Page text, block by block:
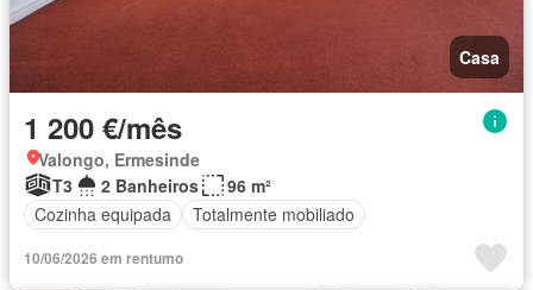
Casa
1 200 €/mês
Valongo, Ermesinde
T3
2 Banheiros
96 m²
Cozinha equipada
Totalmente mobiliado
10/06/2026 em rentumo